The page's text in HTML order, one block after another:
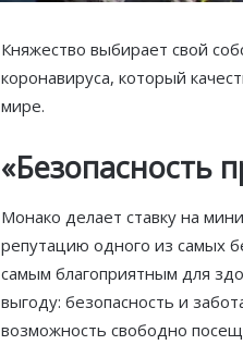
Княжество выбирает свой
коронавируса, который
мире.
«Безопасность
Монако делает ставку на
репутацию одного из самых
самым благоприятным для
выгоду: безопасность и
возможность свободно